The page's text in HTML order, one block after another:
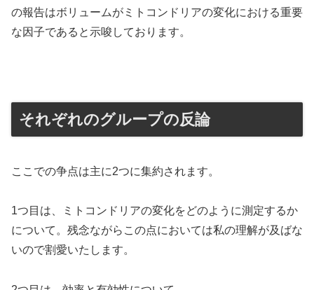
の報告はボリュームがミトコンドリアの変化における重要
な因子であると示唆しております。
それぞれのグループの反論
ここでの争点は主に2つに集約されます。
1つ目は、ミトコンドリアの変化をどのように測定するか
について。残念ながらこの点においては私の理解が及ばな
いので割愛いたします。